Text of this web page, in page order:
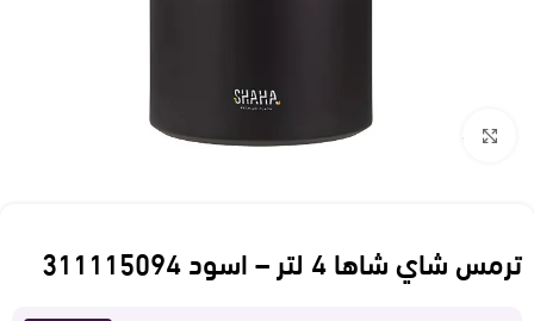
Click to enlarge
ترمس شاي شاها 4 لتر – اسود 311115094